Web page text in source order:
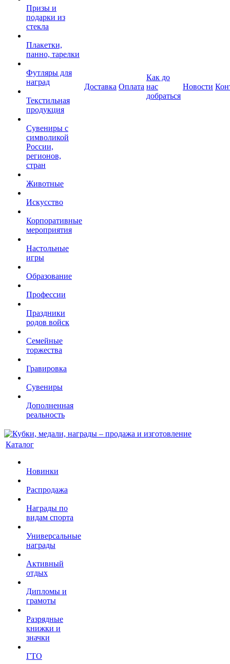
Призы и
подарки из
стекла
Плакетки,
панно, тарелки
Футляры для
наград
Текстильная
продукция
Сувениры с
символикой
России,
регионов,
стран
Животные
Искусство
Корпоративные
мероприятия
Настольные
игры
Образование
Профессии
Праздники
родов войск
Семейные
торжества
Гравировка
Сувениры
Дополненная
реальность
Доставка Оплата
Как до
нас
добраться
Новости
Каталог
Новинки
Распродажа
Награды по
видам спорта
Универсальные
награды
Активный
отдых
Дипломы и
грамоты
Разрядные
книжки и
значки
ГТО